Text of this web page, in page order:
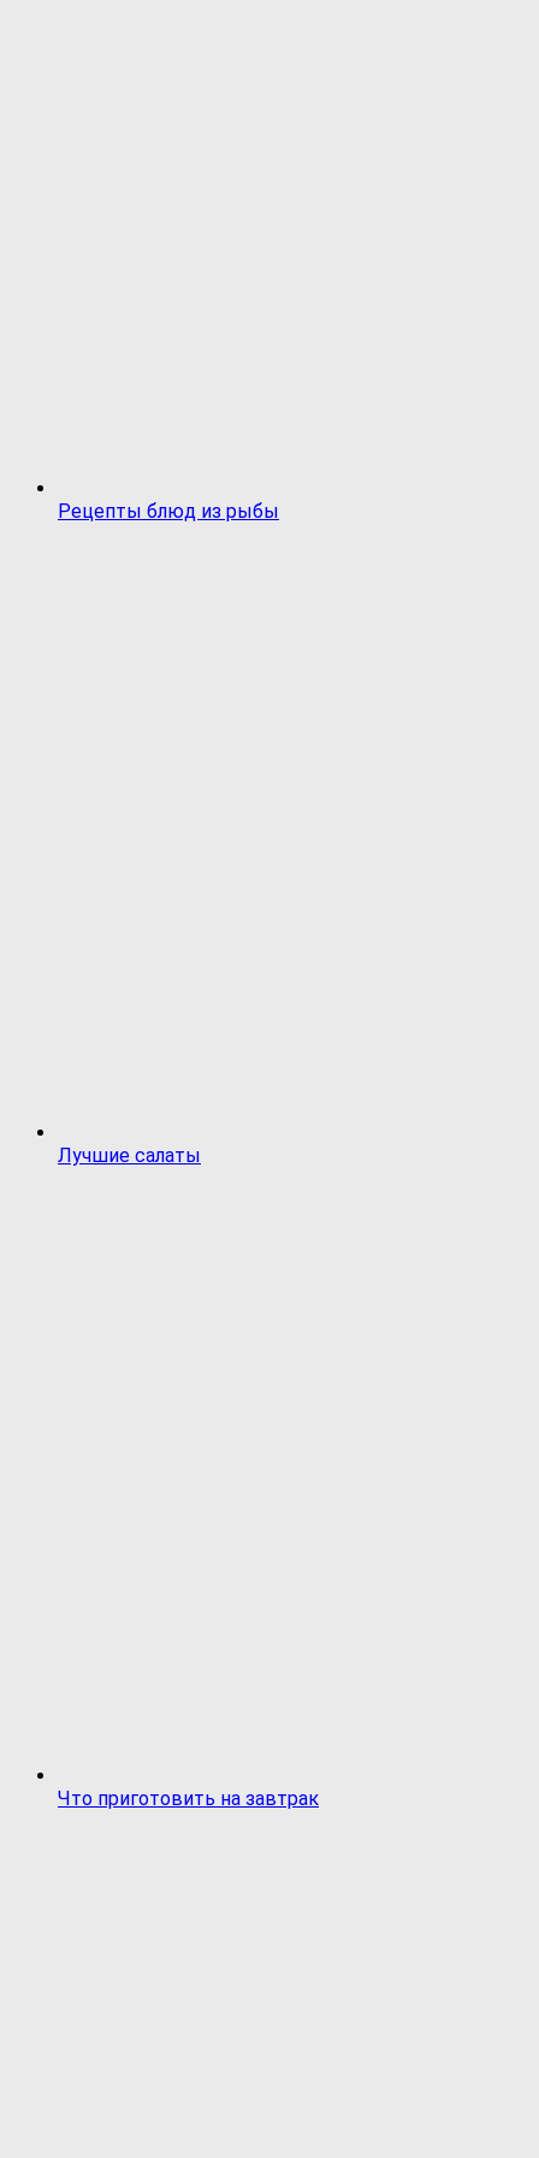
Рецепты блюд из рыбы
Лучшие салаты
Что приготовить на завтрак